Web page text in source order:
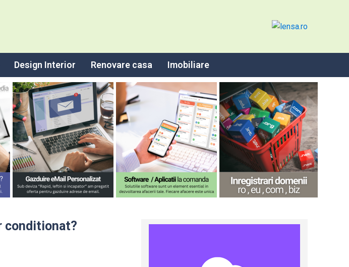
Design Interior Renovare casa Imobiliare
conditionat?